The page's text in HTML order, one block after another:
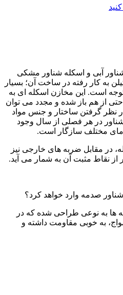
آبی و اسکله شناور مشکی
به کار رفته در ساخت آن؛ بسیار
است. این مخازن اسکله ای به
از هم باز شده و مجدد می توان
نظر گرفتن ساختار و جنس مواد
شناور در هر فصلی از سال وجود
مختلف سازگار است.
در مقابل ضربه های خارجی نیز
از نقاط مثبت آن به شمار می آید.
صدمه وارد خواهد کرد؟
ها به نوعی طراحی شده که در
به خوبی مقاومت داشته و